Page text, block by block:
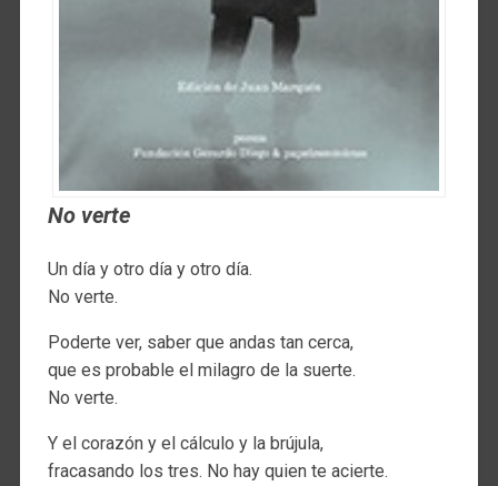
No verte
Un día y otro día y otro día.
No verte.
Poderte ver, saber que andas tan cerca,
que es probable el milagro de la suerte.
No verte.
Y el corazón y el cálculo y la brújula,
fracasando los tres. No hay quien te acierte.